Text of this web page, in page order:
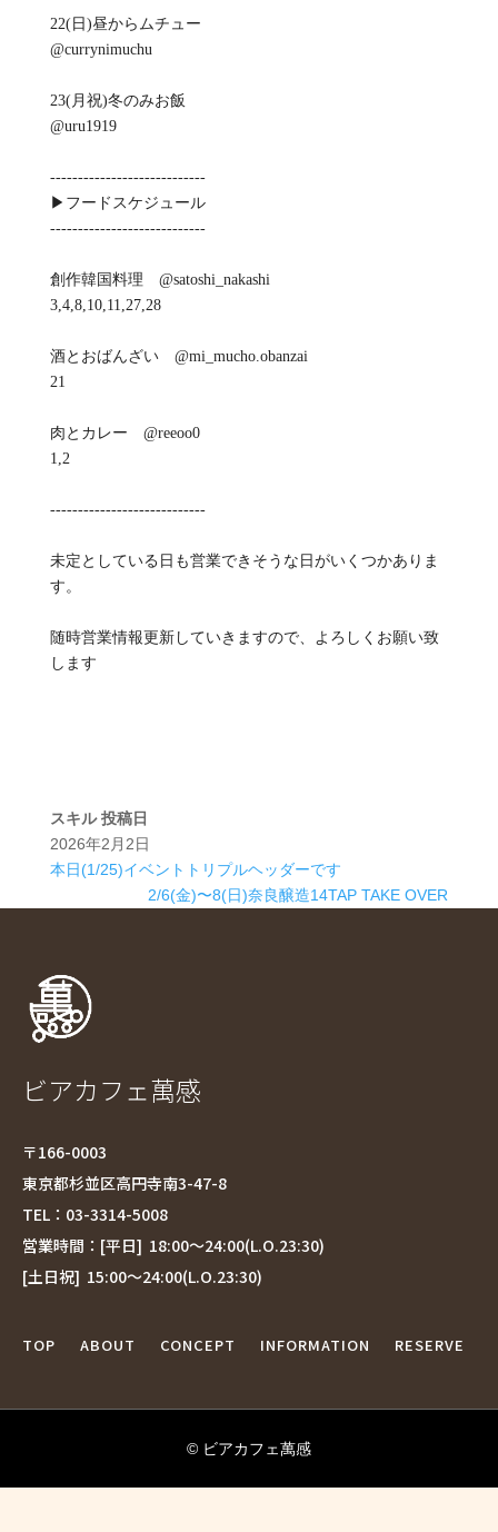
22(日)昼からムチュー
@currynimuchu
23(月祝)冬のみお飯
@uru1919
----------------------------
▶︎フードスケジュール
----------------------------
創作韓国料理 @satoshi_nakashi
3,4,8,10,11,27,28
酒とおばんざい @mi_mucho.obanzai
21
肉とカレー @reeoo0
1,2
----------------------------
未定としている日も営業できそうな日がいくつかありま
す。
随時営業情報更新していきますので、よろしくお願い致
します
スキル 投稿日
2026年2月2日
本日(1/25)イベントトリプルヘッダーです
2/6(金)〜8(日)奈良醸造14TAP TAKE OVER
ビアカフェ萬感
〒166-0003
東京都杉並区高円寺南3-47-8
TEL： 03-3314-5008
営業時間：[平日] 18:00〜24:00(L.O.23:30)
[土日祝] 15:00〜24:00(L.O.23:30)
TOP ABOUT CONCEPT INFORMATION RESERVE
©︎ ビアカフェ萬感